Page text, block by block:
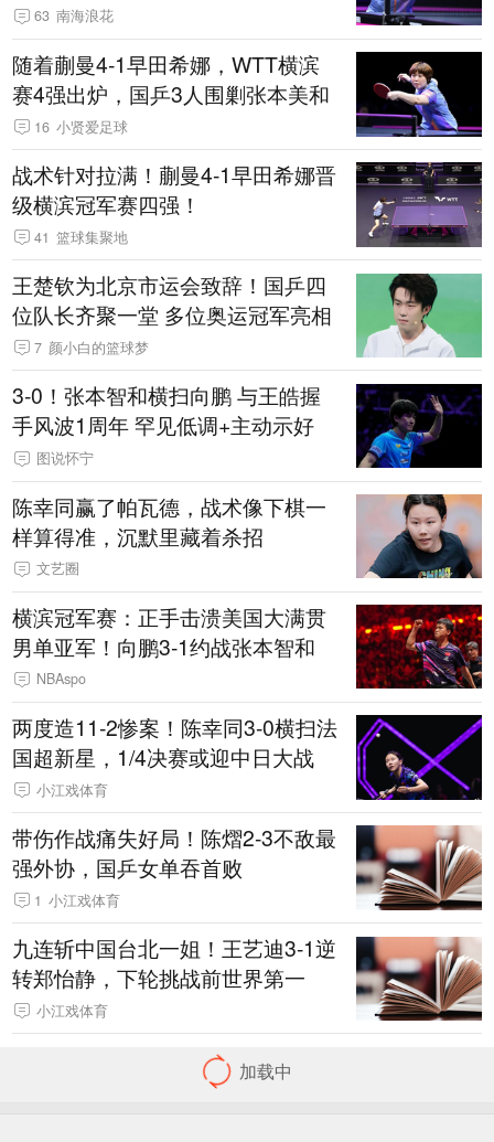
63 南海浪花
随着蒯曼4-1早田希娜，WTT横滨
赛4强出炉，国乒3人围剿张本美和
16 小贤爱足球
战术针对拉满！蒯曼4-1早田希娜晋
级横滨冠军赛四强！
41 篮球集聚地
王楚钦为北京市运会致辞！国乒四
位队长齐聚一堂 多位奥运冠军亮相
7 颜小白的篮球梦
3-0！张本智和横扫向鹏 与王皓握
手风波1周年 罕见低调+主动示好
图说怀宁
陈幸同赢了帕瓦德，战术像下棋一
样算得准，沉默里藏着杀招
文艺圈
横滨冠军赛：正手击溃美国大满贯
男单亚军！向鹏3-1约战张本智和
NBAspo
两度造11-2惨案！陈幸同3-0横扫法
国超新星，1/4决赛或迎中日大战
小江戏体育
带伤作战痛失好局！陈熠2-3不敌最
强外协，国乒女单吞首败
1 小江戏体育
九连斩中国台北一姐！王艺迪3-1逆
转郑怡静，下轮挑战前世界第一
小江戏体育
加载中